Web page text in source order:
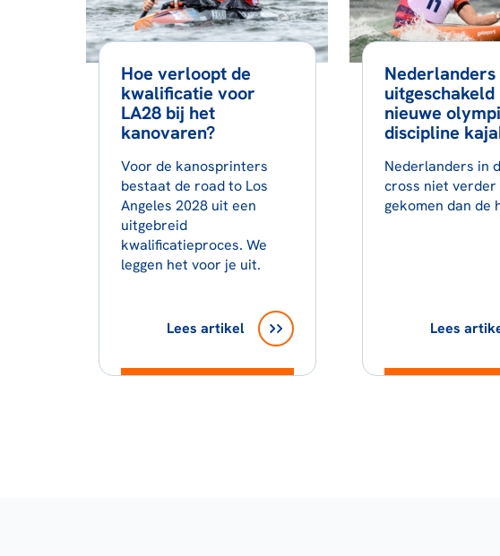
Hoe verloopt de
kwalificatie voor
LA28 bij het
kanovaren?
Voor de kanosprinters
bestaat de road to Los
Angeles 2028 uit een
uitgebreid
kwalificatieproces. We
leggen het voor je uit.
Lees artikel
Nederlanders
uitgeschakeld
nieuwe
discipline
Nederlanders in
cross niet verder
gekomen dan de
Lees